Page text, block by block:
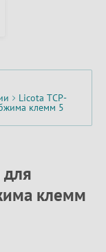
Licota TCP-
клемм 5
клемм